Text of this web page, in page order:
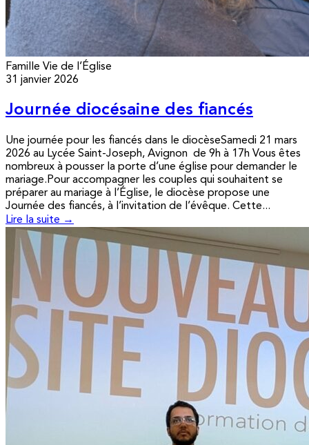
Famille Vie de l’Église
31 janvier 2026
Journée diocésaine des fiancés
Une journée pour les fiancés dans le diocèseSamedi 21 mars
2026 au Lycée Saint-Joseph, Avignon de 9h à 17h Vous êtes
nombreux à pousser la porte d’une église pour demander le
mariage.Pour accompagner les couples qui souhaitent se
préparer au mariage à l’Église, le diocèse propose une
Journée des fiancés, à l’invitation de l’évêque. Cette...
Lire la suite →